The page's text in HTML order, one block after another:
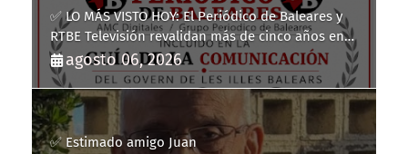
✅ LO MÁS VISTO HOY: El Periódico de Baleares y
RTBE Televisión revalidan más de cinco años en
la Guía de la Comunicación del Govern de les Illes
Balears
agosto 06, 2026
✅ Estimado amigo Juan